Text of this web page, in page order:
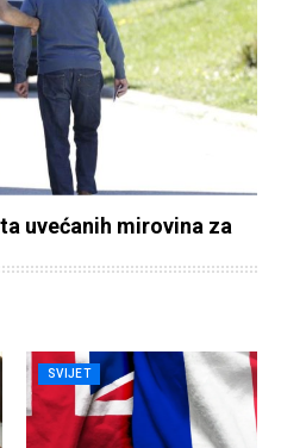
uvećanih mirovina za
SVIJET